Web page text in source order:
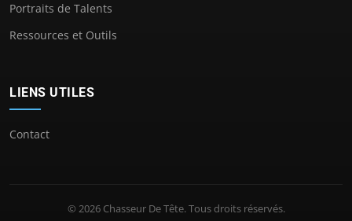
Portraits de Talents
Ressources et Outils
LIENS UTILES
Contact
© 2026 Chasseur De Tête. Tous droits réservés.